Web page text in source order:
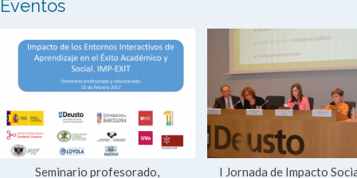
Eventos
Seminario profesorado,
I Jornada de Impacto